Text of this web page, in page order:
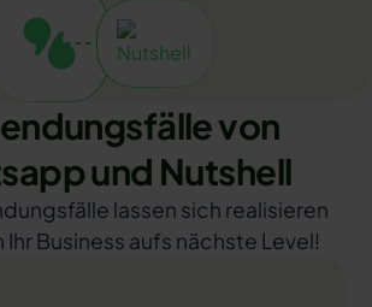
von
und Nutshell
lassen sich realisieren
Business aufs nächste Level!